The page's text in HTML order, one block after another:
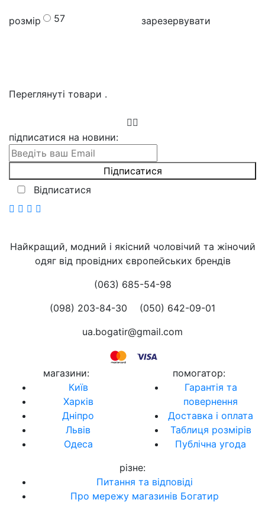
розмір 57 зарезервувати
Переглянуті товари .
підписатися на новини:
Відписатися
Найкращий, модний і якісний чоловічий та жіночий
одяг від провідних європейських брендів
(063) 685-54-98
(098) 203-84-30
(050) 642-09-01
ua.bogatir@gmail.com
магазини:
Київ
Харків
Дніпро
Львів
Одеса
помогатор:
Гарантія та
повернення
Доставка і оплата
Таблиця розмірів
Публічна угода
різне:
Питання та відповіді
Про мережу магазинів Богатир